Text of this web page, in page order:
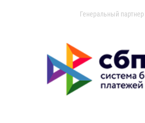
Генеральный партнер